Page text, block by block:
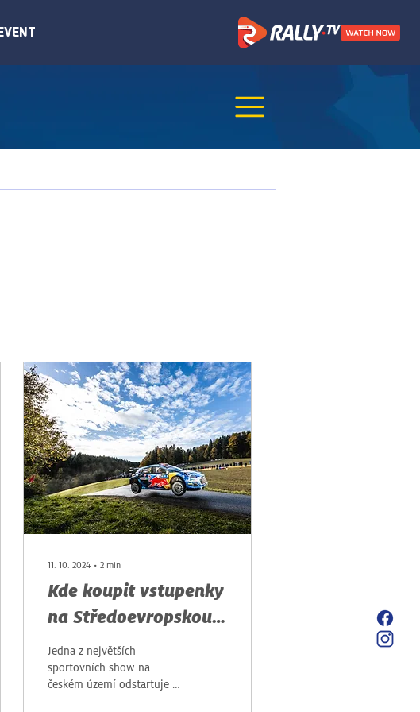
11. 10. 2024 ∙ 2 min
Kde koupit vstupenky
na Středoevropskou
rally?
Jedna z největších
sportovních show na
českém území odstartuje už